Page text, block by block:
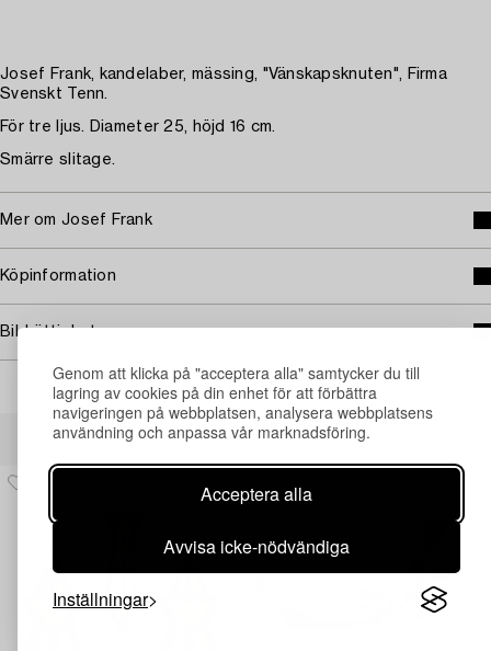
Genom att klicka på "acceptera alla" samtycker du till
lagring av cookies på din enhet för att förbättra
navigeringen på webbplatsen, analysera webbplatsens
användning och anpassa vår marknadsföring.
Acceptera alla
Avvisa icke-nödvändiga
Inställningar
Josef Frank, kandelaber, mässing, "Vänskapsknuten", Firma
Svenskt Tenn.
För tre ljus. Diameter 25, höjd 16 cm.
Smärre slitage.
Mer om Josef Frank
Köpinformation
Bildrättigheter
Andra har även tittat på